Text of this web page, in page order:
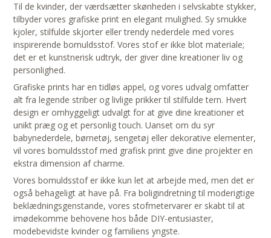
Til de kvinder, der værdsætter skønheden i selvskabte stykker,
tilbyder vores grafiske print en elegant mulighed. Sy smukke
kjoler, stilfulde skjorter eller trendy nederdele med vores
inspirerende bomuldsstof. Vores stof er ikke blot materiale;
det er et kunstnerisk udtryk, der giver dine kreationer liv og
personlighed.
Grafiske prints har en tidløs appel, og vores udvalg omfatter
alt fra legende striber og livlige prikker til stilfulde tern. Hvert
design er omhyggeligt udvalgt for at give dine kreationer et
unikt præg og et personlig touch. Uanset om du syr
babynederdele, børnetøj, sengetøj eller dekorative elementer,
vil vores bomuldsstof med grafisk print give dine projekter en
ekstra dimension af charme.
Vores bomuldsstof er ikke kun let at arbejde med, men det er
også behageligt at have på. Fra boligindretning til moderigtige
beklædningsgenstande, vores stofmetervarer er skabt til at
imødekomme behovene hos både DIY-entusiaster,
modebevidste kvinder og familiens yngste.